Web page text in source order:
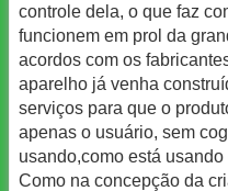
controle dela, o que faz
funcionem em prol da
acordos com os
aparelho já venha
serviços para que o
apenas o usuário, sem
usando,como está
Como na concepção da